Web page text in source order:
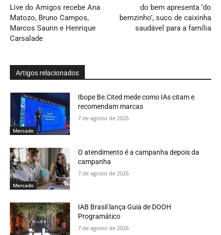
Live do Amigos recebe Ana
Matozo, Bruno Campos,
Marcos Saurin e Henrique
Carsalade
do bem apresenta ‘do
bemzinho’, suco de caixinha
saudável para a família
Artigos relacionados
Mercado
Ibope Be.Cited mede como IAs citam e
recomendam marcas
7 de agosto de 2026
Mercado
O atendimento é a campanha depois da
campanha
7 de agosto de 2026
IAB Brasil lança Guia de DOOH
Programático
7 de agosto de 2026